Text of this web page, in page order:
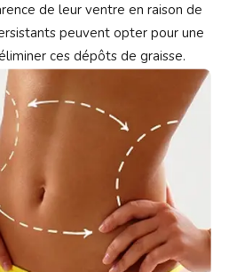
de leur ventre en raison de
peuvent opter pour une
ces dépôts de graisse.